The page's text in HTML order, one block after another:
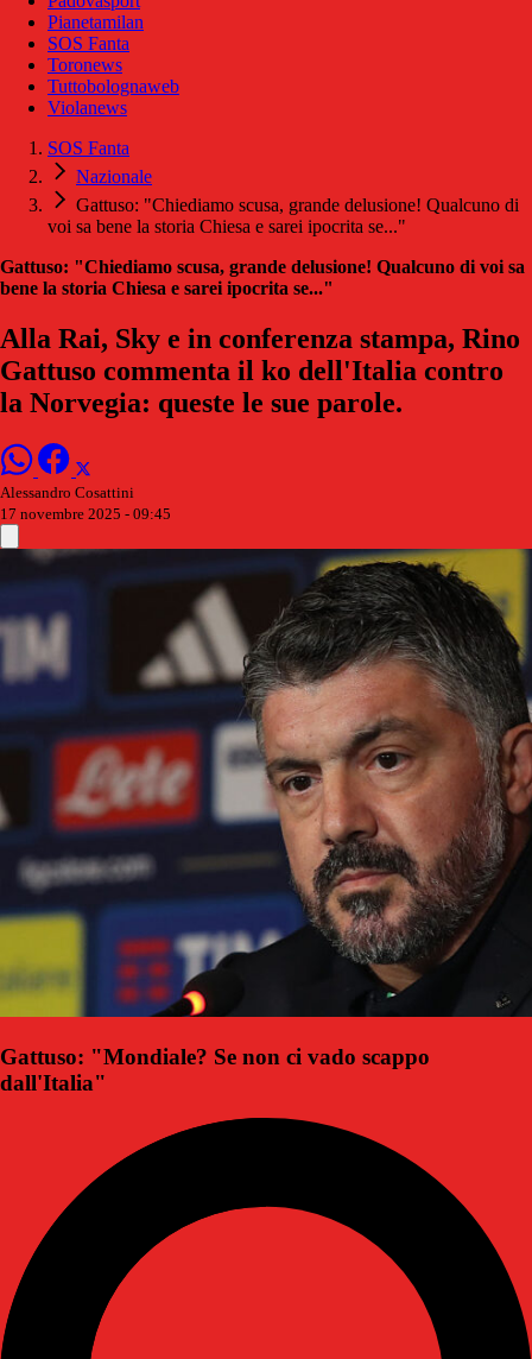
Pianetamilan
SOS Fanta
Toronews
Tuttobolognaweb
Violanews
SOS Fanta
Nazionale
Gattuso: "Chiediamo scusa, grande delusione! Qualcuno di
voi sa bene la storia Chiesa e sarei ipocrita se..."
Gattuso: "Chiediamo scusa, grande delusione! Qualcuno di voi sa
bene la storia Chiesa e sarei ipocrita se..."
Alla Rai, Sky e in conferenza stampa, Rino
Gattuso commenta il ko dell'Italia contro
la Norvegia: queste le sue parole.
Alessandro Cosattini
17 novembre 2025 - 09:45
Gattuso: "Mondiale? Se non ci vado scappo
dall'Italia"